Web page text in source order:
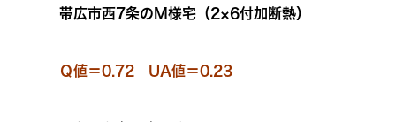
帯広市西7条のM様宅（2×6付加断熱）
Ｑ値＝0.72 UA値＝0.23